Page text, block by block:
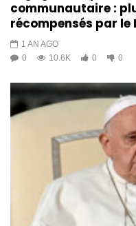
communautaire :
récompensés par le
1 AN AGO
0
10.6K 0 0